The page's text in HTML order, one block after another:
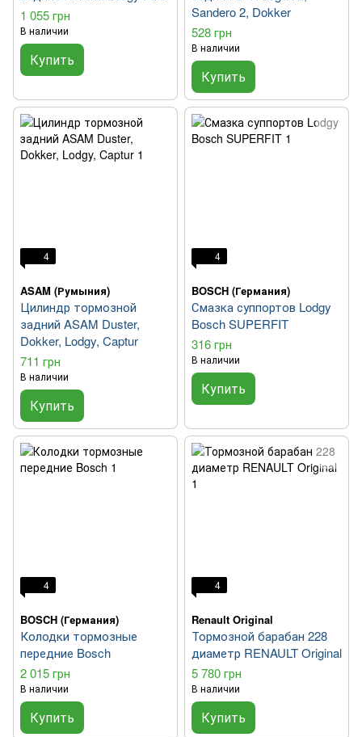
1 055 грн
В наличии
Купить
Sandero 2, Dokker
528 грн
В наличии
Купить
4
ASAM (Румыния)
Цилиндр тормозной
задний ASAM Duster,
Dokker, Lodgy, Captur
711 грн
В наличии
Купить
4
BOSCH (Германия)
Смазка суппортов Lodgy
Bosch SUPERFIT
316 грн
В наличии
Купить
4
BOSCH (Германия)
Колодки тормозные
передние Bosch
2 015 грн
В наличии
Купить
4
Renault Original
Тормозной барабан 228
диаметр RENAULT Original
5 780 грн
В наличии
Купить